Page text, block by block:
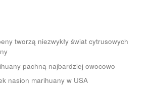
tworzą niezwykły świat cytrusowych
pachną najbardziej owocowo
nasion marihuany w USA